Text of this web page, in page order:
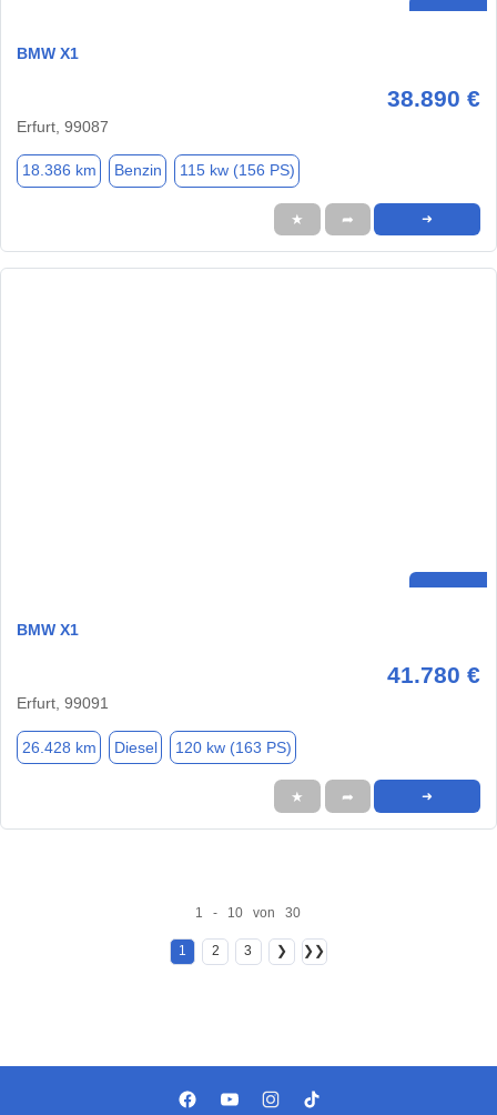
BMW X1
38.890 €
Erfurt, 99087
18.386 km Benzin 115 kw (156 PS)
★ ➦ ➜
BMW X1
41.780 €
Erfurt, 99091
26.428 km Diesel 120 kw (163 PS)
★ ➦ ➜
1 - 10 von 30
1 2 3 ❯ ❯❯